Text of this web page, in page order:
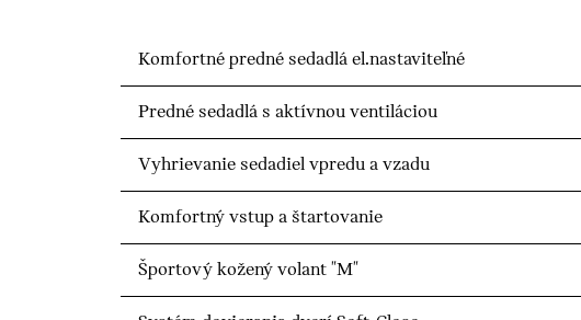
Komfortné predné sedadlá el.nastaviteľné
Predné sedadlá s aktívnou ventiláciou
Vyhrievanie sedadiel vpredu a vzadu
Komfortný vstup a štartovanie
Športový kožený volant "M"